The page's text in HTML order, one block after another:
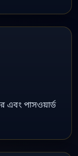
এবং পাসওয়ার্ড